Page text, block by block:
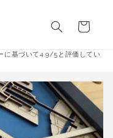
ー
に基づいて4.9/5と評価してい